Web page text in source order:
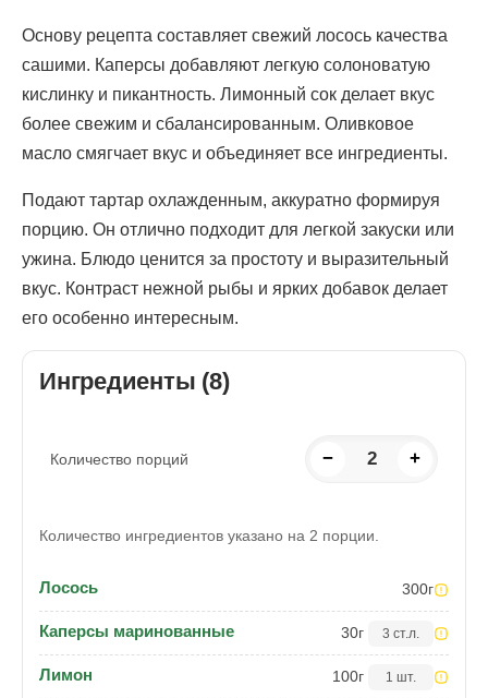
Основу рецепта составляет свежий лосось качества
сашими. Каперсы добавляют легкую солоноватую
кислинку и пикантность. Лимонный сок делает вкус
более свежим и сбалансированным. Оливковое
масло смягчает вкус и объединяет все ингредиенты.
Подают тартар охлажденным, аккуратно формируя
порцию. Он отлично подходит для легкой закуски или
ужина. Блюдо ценится за простоту и выразительный
вкус. Контраст нежной рыбы и ярких добавок делает
его особенно интересным.
Ингредиенты (8)
Количество порций − 2 +
Количество ингредиентов указано на 2 порции.
Лосось 300г
Каперсы маринованные 30г 3 ст.л.
Лимон 100г 1 шт.